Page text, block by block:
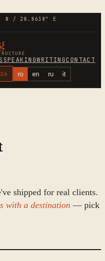
N / 28.8638° E
SPEAKINGWRITINGCONTACT
ro en ru it
shipped for real clients.
with a destination — pick